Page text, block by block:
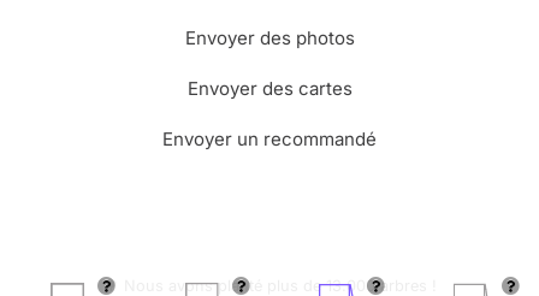
Envoyer des photos
Envoyer des cartes
Envoyer un recommandé
🌳 Nous avons planté plus de 13.000 arbres !